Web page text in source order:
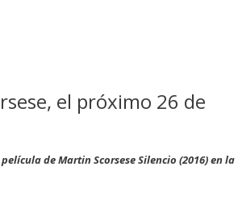
el próximo 26 de
de Martin ScorseseSilencio (2016) en la